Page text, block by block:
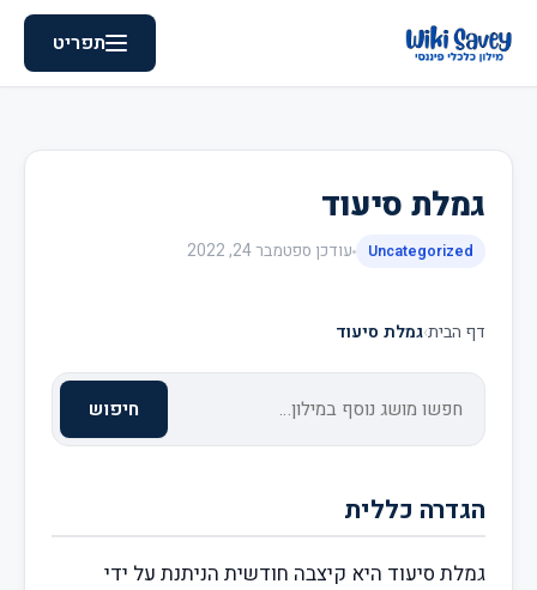
תפריט
גמלת סיעוד
Uncategorized עודכן ספטמבר 24, 2022
דף הבית›גמלת סיעוד
חיפוש
הגדרה כללית
גמלת סיעוד היא קיצבה חודשית הניתנת על ידי